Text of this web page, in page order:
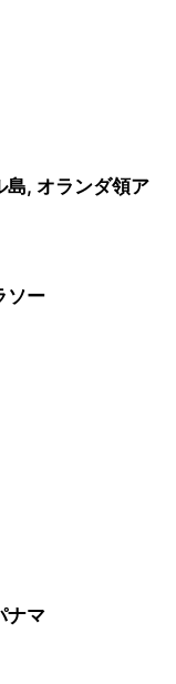
島, オランダ領ア
ソー
ナマ